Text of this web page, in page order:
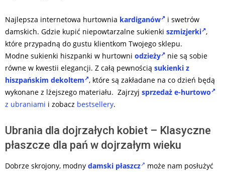
Najlepsza internetowa hurtownia kardiganów
i swetrów
damskich. Gdzie kupić niepowtarzalne sukienki szmizjerki ,
które przypadną do gustu klientkom Twojego sklepu.
Modne sukienki hiszpanki w hurtowni odzieży
nie są sobie
równe w kwestii elegancji. Z całą pewnością sukienki z
hiszpańskim dekoltem , które są zakładane na co dzień będą
wykonane z lżejszego materiału. Zajrzyj sprzedaż e-hurtowo
z ubraniami i zobacz bestsellery.
Ubrania dla dojrzałych kobiet – Klasyczne
płaszcze dla pań w dojrzałym wieku
Dobrze skrojony, modny damski płaszcz
może nam posłużyć